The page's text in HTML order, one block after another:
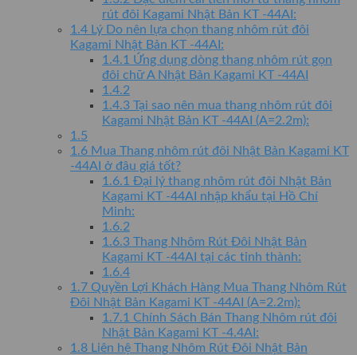
rút đôi Kagami Nhật Bản KT -44AI:
1.4 Lý Do nên lựa chọn thang nhôm rút đôi
Kagami Nhật Bản KT -44AI:
1.4.1 Ứng dụng dòng thang nhôm rút gọn
đôi chữ A Nhật Bản Kagami KT -44AI
1.4.2
1.4.3 Tại sao nên mua thang nhôm rút đôi
Kagami Nhật Bản KT -44AI (A=2.2m):
1.5
1.6 Mua Thang nhôm rút đôi Nhật Bản Kagami KT
-44AI ở đâu giá tốt?
1.6.1 Đại lý thang nhôm rút đôi Nhật Bản
Kagami KT -44AI nhập khẩu tại Hồ Chí
Minh:
1.6.2
1.6.3 Thang Nhôm Rút Đôi Nhật Bản
Kagami KT -44AI tại các tỉnh thành:
1.6.4
1.7 Quyền Lợi Khách Hàng Mua Thang Nhôm Rút
Đôi Nhật Bản Kagami KT -44AI (A=2.2m):
1.7.1 Chính Sách Bán Thang Nhôm rút đôi
Nhật Bản Kagami KT -4.4AI:
1.8 Liên hệ Thang Nhôm Rút Đôi Nhật Bản